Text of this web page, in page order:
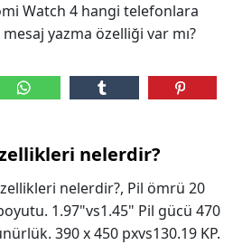
Watch 4 hangi telefonlara
yazma özelliği var mı?
nelerdir?
nelerdir?, Pil ömrü 20
1.97"vs1.45" Pil gücü 470
390 x 450 pxvs130.19 KP.